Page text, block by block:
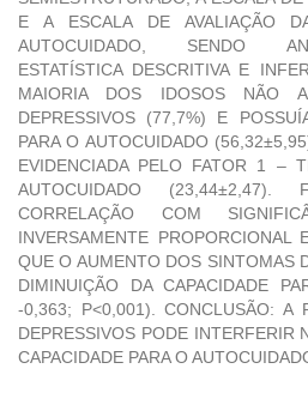
E A ESCALA DE AVALIAÇÃO
AUTOCUIDADO, SENDO
ESTATÍSTICA DESCRITIVA E
MAIORIA DOS IDOSOS NÃO
DEPRESSIVOS (77,7%) E
PARA O AUTOCUIDADO
EVIDENCIADA PELO FATOR 1 –
AUTOCUIDADO (23,44±2,47).
CORRELAÇÃO COM
INVERSAMENTE PROPORCIONAL
QUE O AUMENTO DOS SINTOMAS
DIMINUIÇÃO DA CAPACIDADE
-0,363; P<0,001). CONCLUSÃO: A
DEPRESSIVOS PODE INTERFERIR
CAPACIDADE PARA O